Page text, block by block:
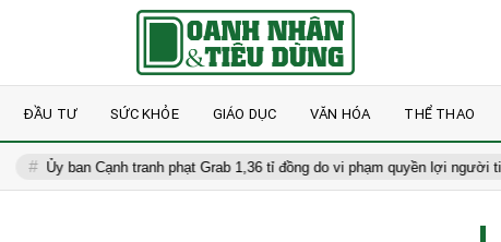
ĐẦU TƯ SỨC KHỎE GIÁO DỤC VĂN HÓA THỂ THAO
ban Cạnh tranh phạt Grab 1,36 tỉ đồng do vi phạm quyền lợi người tiêu dùng